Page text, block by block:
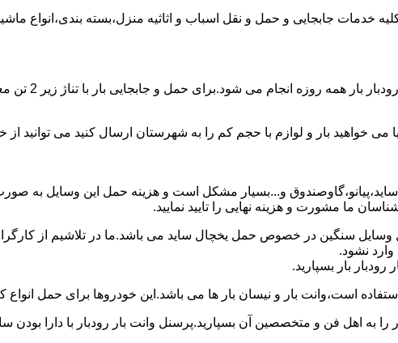
خدمات جابجایی و حمل و نقل اسباب و اثاثیه منزل،بسته بندی،انواع
حمل و
خواهید بار و لوازم با حجم کم را به شهرستان ارسال کنید می توانید از
و...بسیار مشکل است و هزینه حمل این وسایل به
ما مشورت و هزینه نهایی را تایید نمایید.
سنگین در خصوص حمل یخچال ساید می باشد.ما در تلاشیم از
نشود.
بار بسپارید.
است،وانت بار و نیسان بار ها می باشد.این خودروها برای حمل انواع
را به اهل فن و متخصصین آن بسپارید.پرسنل وانت بار رودبار با دارا